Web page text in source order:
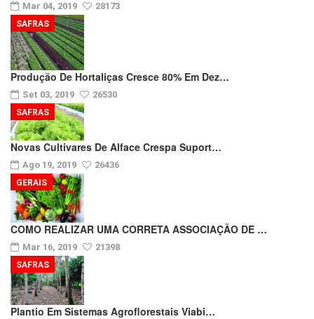
Mar 04, 2019 28173
Produção De Hortaliças Cresce 80% Em Dez…
Set 03, 2019 26530
SAFRAS
Novas Cultivares De Alface Crespa Suport…
Ago 19, 2019 26436
SAFRAS
COMO REALIZAR UMA CORRETA ASSOCIAÇÃO DE …
Mar 16, 2019 21398
GERAIS
Plantio Em Sistemas Agroflorestais Viabi…
SAFRAS